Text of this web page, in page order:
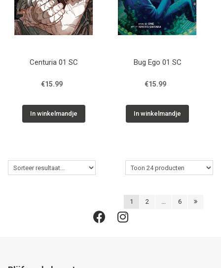
Centuria 01 SC
€15.99
In winkelmandje
Bug Ego 01 SC
€15.99
In winkelmandje
1 2 ... 6